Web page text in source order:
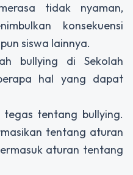
tidak nyaman,
konsekuensi
siswa lainnya.
bullying di Sekolah
hal yang dapat
tentang bullying.
tentang aturan
aturan tentang